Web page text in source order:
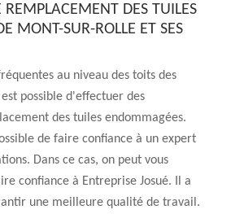
REMPLACEMENT DES TUILES
MONT-SUR-ROLLE ET SES
au niveau des toits des
possible d'effectuer des
des tuiles endommagées.
de faire confiance à un expert
Dans ce cas, on peut vous
confiance à Entreprise Josué. Il a
une meilleure qualité de travail.